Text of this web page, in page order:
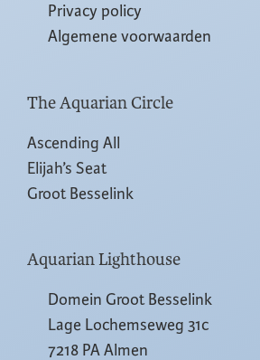
Privacy policy
Algemene voorwaarden
The Aquarian Circle
Ascending All
Elijah’s Seat
Groot Besselink
Aquarian Lighthouse
Domein Groot Besselink
Lage Lochemseweg 31c
7218 PA Almen